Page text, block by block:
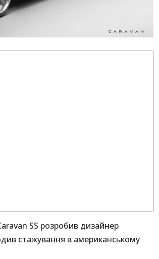
SS розробив дизайнер
стажування в американському